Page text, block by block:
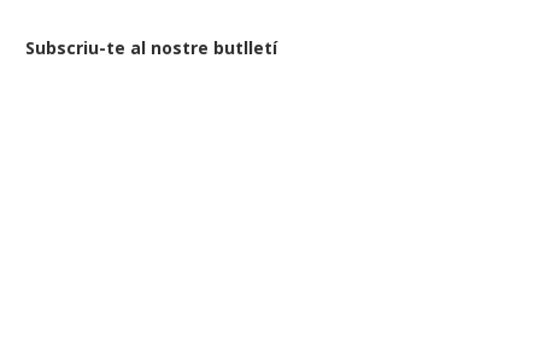
Subscriu-te al nostre butlletí